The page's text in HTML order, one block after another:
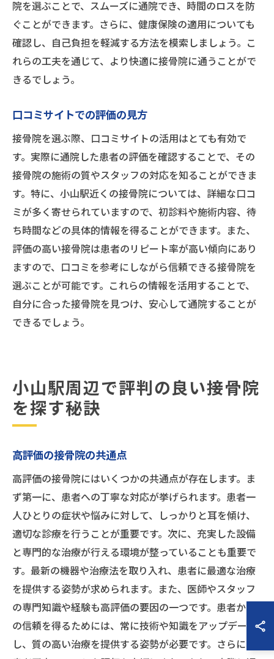
院を選ぶことで、スムーズに通院でき、時間のロスを防
ぐことができます。さらに、健康保険の適用についても
確認し、自己負担を軽減する方法を模索しましょう。こ
れらの工夫を通じて、より快適に接骨院に通うことがで
きるでしょう。
口コミサイトでの評価の見方
接骨院を選ぶ際、口コミサイトの活用はとても有効で
す。実際に通院した患者の評価を確認することで、その
接骨院の施術の質やスタッフの対応を知ることができま
す。特に、小山駅近くの接骨院については、詳細な口コ
ミが多く寄せられていますので、初診料や施術内容、待
ち時間などの具体的情報を得ることができます。また、
評価の高い接骨院は患者のリピート率が高い傾向にあり
ますので、口コミを参考にしながら信頼できる接骨院を
選ぶことが可能です。これらの情報を活用することで、
自分に合った接骨院を見つけ、安心して通院することが
できるでしょう。
小山駅周辺で評判の良い接骨院
を探す秘訣
高評価の接骨院の共通点
高評価の接骨院にはいくつかの共通点が存在します。ま
ず第一に、患者への丁寧な対応が挙げられます。患者一
人ひとりの症状や悩みに対して、しっかりと耳を傾け、
適切な診療を行うことが重要です。次に、充実した設備
と専門的な治療が行える環境が整っていることも重要で
す。最新の機器や治療法を取り入れ、患者に最適な治療
を提供する姿勢が求められます。また、医師やスタッフ
の専門知識や経験も高評価の要因の一つです。患者から
の信頼を得るためには、常に技術や知識をアップデート
し、質の高い治療を提供する姿勢が必要です。さらに、